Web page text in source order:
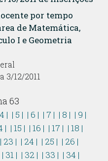
por tempo
de Matemática,
I e Geometria
3/12/2011
63
| | 5 | | 6 | | 7 | | 8 | | 9 |
| | 15 | | 16 | | 17 | | 18 |
| 23 | | 24 | | 25 | | 26 |
| 31 | | 32 | | 33 | | 34 |